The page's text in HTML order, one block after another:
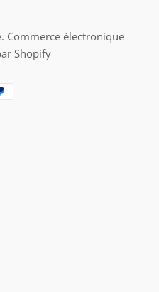
. Commerce électronique
Shopify
Moyens
de